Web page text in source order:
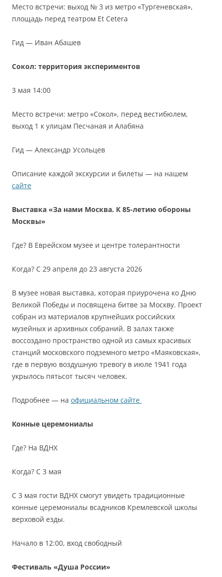
Место встречи: выход № 3 из метро «Тургеневская»,
площадь перед театром Et Cetera
Гид — Иван Абашев
Сокол: территория экспериментов
3 мая 14:00
Место встречи: метро «Сокол», перед вестибюлем,
выход 1 к улицам Песчаная и Алабяна
Гид — Александр Усольцев
Описание каждой экскурсии и билеты — на нашем
сайте
Выставка «За нами Москва. К 85-летию обороны
Москвы»
Где? В Еврейском музее и центре толерантности
Когда? С 29 апреля до 23 августа 2026
В музее новая выставка, которая приурочена ко Дню
Великой Победы и посвящена битве за Москву. Проект
собран из материалов крупнейших российских
музейных и архивных собраний. В залах также
воссоздано пространство одной из самых красивых
станций московского подземного метро «Маяковская»,
где в первую воздушную тревогу в июле 1941 года
укрылось пятьсот тысяч человек.
Подробнее — на официальном сайте
Конные церемониалы
Где? На ВДНХ
Когда? С 3 мая
С 3 мая гости ВДНХ смогут увидеть традиционные
конные церемониалы всадников Кремлевской школы
верховой езды.
Начало в 12:00, вход свободный
Фестиваль «Душа России»